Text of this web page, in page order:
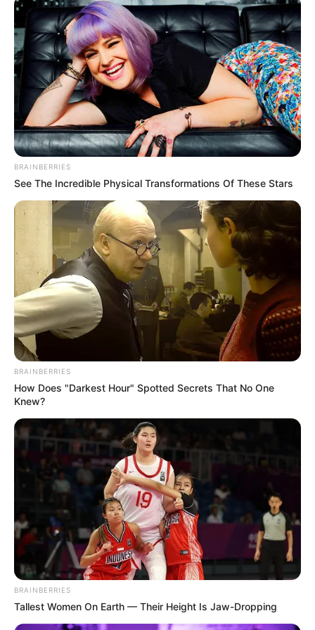
Ακολουθήστε το evianews.com στοGoogle
News
ΤΑ ΠΙΟ ΔΗΜΟΦΙΛΗ
BRAINBERRIES
See The Incredible Physical Transformations Of These Stars
BRAINBERRIES
How Does "Darkest Hour" Spotted Secrets That No One
Knew?
BRAINBERRIES
Tallest Women On Earth — Their Height Is Jaw-Dropping